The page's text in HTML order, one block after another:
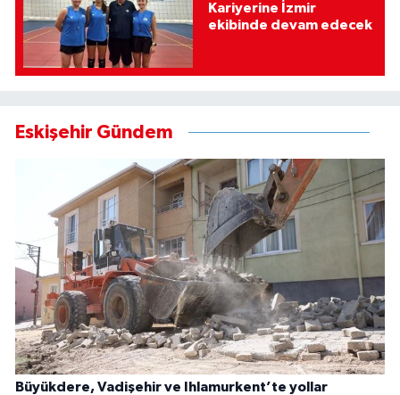
Kariyerine İzmir
ekibinde devam edecek
Eskişehir Gündem
Büyükdere, Vadişehir ve Ihlamurkent’te yollar